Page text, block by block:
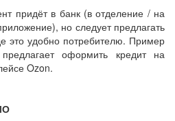
придёт в банк (в отделение / на
но следует предлагать
это удобно потребителю. Пример
оформить кредит на
Ozon.